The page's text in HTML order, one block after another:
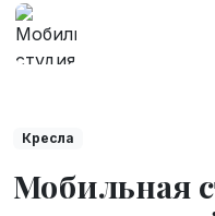
Кресла
Мобильная